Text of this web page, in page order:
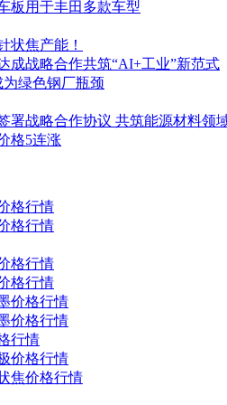
板用于丰田多款车型
状焦产能！
成战略合作共筑“AI+工业”新范式
绿色钢厂瓶颈
署战略合作协议 共筑能源材料领
格5连涨
格行情
格行情
格行情
格行情
价格行情
价格行情
行情
价格行情
焦价格行情